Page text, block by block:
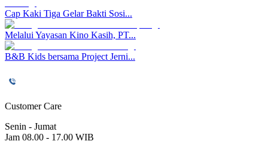
Cap Kaki Tiga Gelar Bakti Sosi...
Melalui Yayasan Kino Kasih, PT...
B&B Kids bersama Project Jerni...
Customer Care
Senin - Jumat
Jam 08.00 - 17.00 WIB